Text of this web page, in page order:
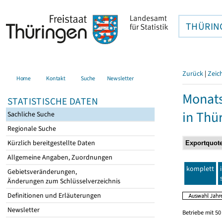
Home Kontakt Suche Newsletter
STATISTISCHE DATEN
Sachliche Suche
Regionale Suche
Kürzlich bereitgestellte Daten
Allgemeine Angaben, Zuordnungen
Gebietsveränderungen,
Änderungen zum Schlüsselverzeichnis
Definitionen und Erläuterungen
Newsletter
Zurück |
in
komplett
Betriebe mit